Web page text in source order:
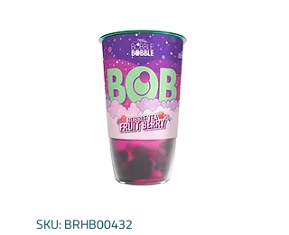
SKU: BRHB00432